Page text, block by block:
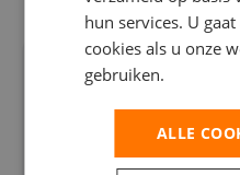
Jij werkt in een
Jij krijgt volop
ontwikkelen.
Jij hebt uitzicht op een
bij goed functioneren
Spreekt deze
Solliciteer dan snel op
vacature met iemand
hun services. U
cookies als u onze
gebruiken.
ALLE